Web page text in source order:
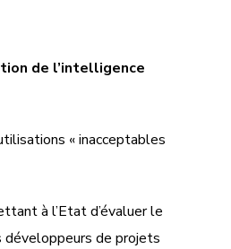
de l’intelligence
« inacceptables
à l’Etat d’évaluer le
développeurs de projets